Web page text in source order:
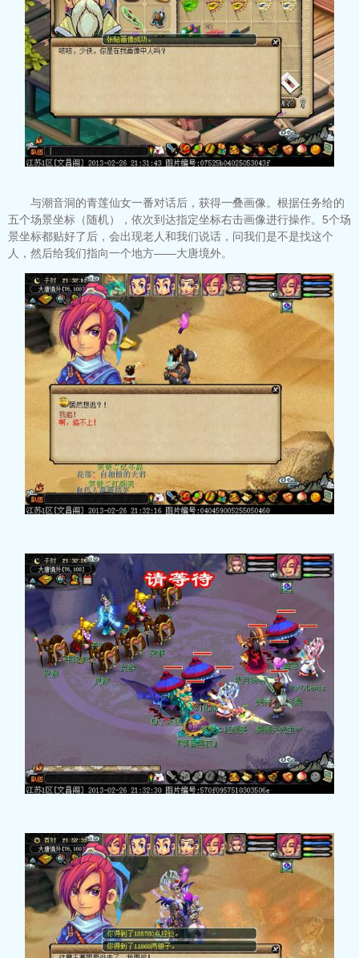
与潮音洞的青莲仙女一番对话后，获得一叠画像。根据任务给的
五个场景坐标（随机），依次到达指定坐标右击画像进行操作。5个场
景坐标都贴好了后，会出现老人和我们说话，问我们是不是找这个
人，然后给我们指向一个地方——大唐境外。